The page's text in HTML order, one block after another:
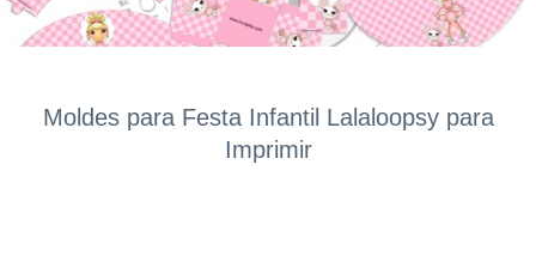
Moldes para Festa Infantil Lalaloopsy para
Imprimir